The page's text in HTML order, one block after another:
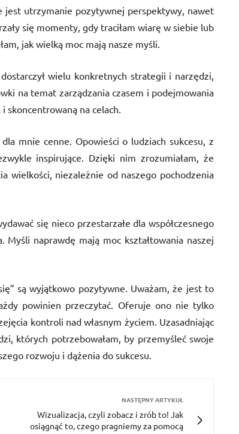
jest utrzymanie pozytywnej perspektywy, nawet
się momenty, gdy traciłam wiarę w siebie lub
jak wielką moc mają nasze myśli.
wielu konkretnych strategii i narzędzi,
na temat zarządzania czasem i podejmowania
skoncentrowaną na celach.
mnie cenne. Opowieści o ludziach sukcesu, z
inspirujące. Dzięki nim zrozumiałam, że
wielkości, niezależnie od naszego pochodzenia
się nieco przestarzałe dla współczesnego
naprawdę mają moc kształtowania naszej
są wyjątkowo pozytywne. Uważam, że jest to
powinien przeczytać. Oferuje ono nie tylko
kontroli nad własnym życiem. Uzasadniając
których potrzebowałam, by przemyśleć swoje
rozwoju i dążenia do sukcesu.
NASTĘPNY ARTYKUŁ
Wizualizacja, czyli zobacz i zrób to! Jak
osiągnąć to, czego pragniemy za pomocą